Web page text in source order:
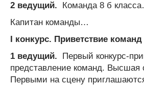
2 ведущий. Команда 8 б
Капитан команды…
I конкурс. Приветствие команд
1 ведущий. Первый конкурс-
представление команд. Высшая
Первыми на сцену